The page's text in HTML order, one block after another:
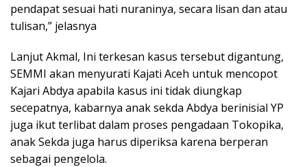
pendapat sesuai hati nuraninya, secara lisan dan atau
tulisan,” jelasnya
Lanjut Akmal, Ini terkesan kasus tersebut digantung,
SEMMI akan menyurati Kajati Aceh untuk mencopot
Kajari Abdya apabila kasus ini tidak diungkap
secepatnya, kabarnya anak sekda Abdya berinisial YP
juga ikut terlibat dalam proses pengadaan Tokopika,
anak Sekda juga harus diperiksa karena berperan
sebagai pengelola.